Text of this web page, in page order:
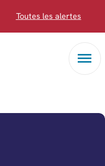
Toutes les alertes